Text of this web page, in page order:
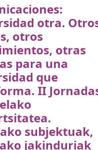
otra.
otros
otras
para una
que
II
subjektuak,
jakinduriak